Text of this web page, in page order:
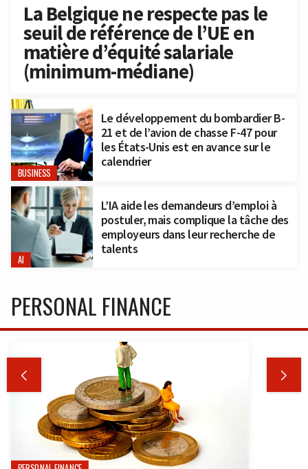
La Belgique ne respecte pas le
seuil de référence de l’UE en
matière d’équité salariale
(minimum-médiane)
BUSINESS
Le développement du bombardier B-
21 et de l’avion de chasse F-47 pour
les États-Unis est en avance sur le
calendrier
AI
L’IA aide les demandeurs d’emploi à
postuler, mais complique la tâche des
employeurs dans leur recherche de
talents
PERSONAL FINANCE
 